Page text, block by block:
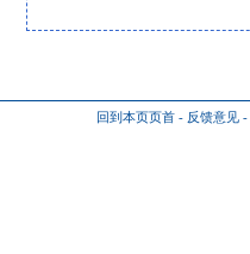
回到本页页首 - 反馈意见 -